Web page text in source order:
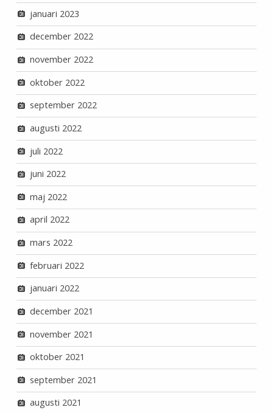
januari 2023
december 2022
november 2022
oktober 2022
september 2022
augusti 2022
juli 2022
juni 2022
maj 2022
april 2022
mars 2022
februari 2022
januari 2022
december 2021
november 2021
oktober 2021
september 2021
augusti 2021